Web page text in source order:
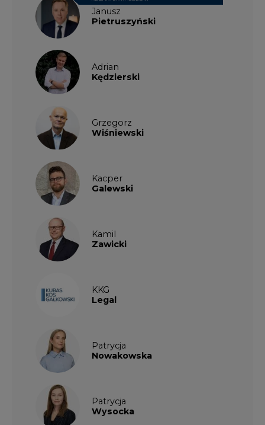
Adrian
Kędzierski
Grzegorz
Wiśniewski
Kacper
Kamil
KKG
Patrycja
Nowakowska
Patrycja
Paulina
Popiołek